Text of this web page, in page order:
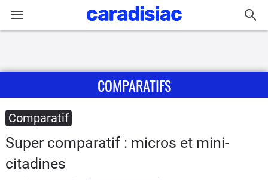
Actu
Essais
COMPARATIFS
Comparatif
Super comparatif : micros et mini-
citadines